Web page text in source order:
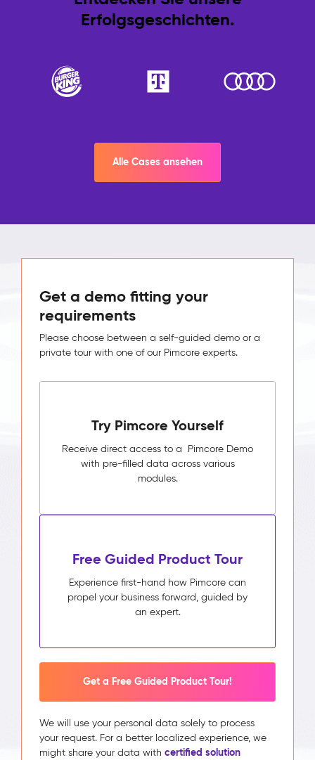
Erfolgsgeschichten.
Alle Cases ansehen
Get a demo fitting your
requirements
Please choose between a self-guided demo or a
private tour with one of our Pimcore experts.
Try Pimcore Yourself
Receive direct access to a Pimcore Demo
with pre-filled data across various
modules.
Free Guided Product Tour
Experience first-hand how Pimcore can
propel your business forward, guided by
an expert.
Get a Free Guided Product Tour!
We will use your personal data solely to process
your request. For a better localized experience, we
might share your data with certified solution